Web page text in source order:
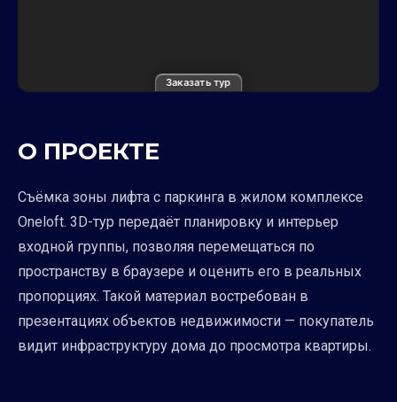
Заказать тур
О ПРОЕКТЕ
Съёмка зоны лифта с паркинга в жилом комплексе
Oneloft. 3D-тур передаёт планировку и интерьер
входной группы, позволяя перемещаться по
пространству в браузере и оценить его в реальных
пропорциях. Такой материал востребован в
презентациях объектов недвижимости — покупатель
видит инфраструктуру дома до просмотра квартиры.